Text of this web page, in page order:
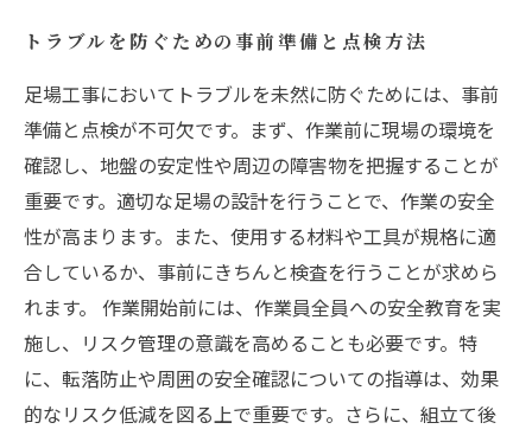
トラブルを防ぐための事前準備と点検方法
足場工事においてトラブルを未然に防ぐためには、事前
準備と点検が不可欠です。まず、作業前に現場の環境を
確認し、地盤の安定性や周辺の障害物を把握することが
重要です。適切な足場の設計を行うことで、作業の安全
性が高まります。また、使用する材料や工具が規格に適
合しているか、事前にきちんと検査を行うことが求めら
れます。 作業開始前には、作業員全員への安全教育を実
施し、リスク管理の意識を高めることも必要です。特
に、転落防止や周囲の安全確認についての指導は、効果
的なリスク低減を図る上で重要です。さらに、組立て後